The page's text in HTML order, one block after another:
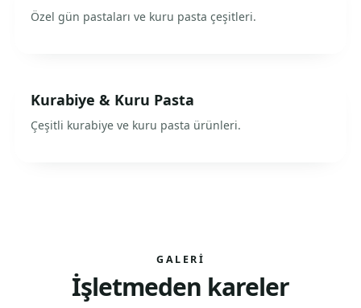
Özel gün pastaları ve kuru pasta çeşitleri.
Kurabiye & Kuru Pasta
Çeşitli kurabiye ve kuru pasta ürünleri.
GALERI
İşletmeden kareler